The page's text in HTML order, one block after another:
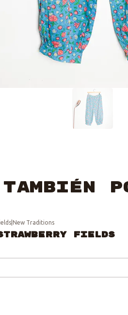
También
| New Traditions
Fields